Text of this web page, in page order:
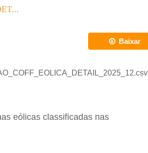
Baixar
eólicas classificadas nas